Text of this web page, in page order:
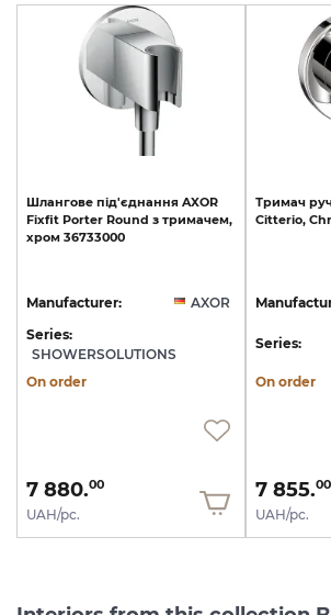
Шлангове під'єднання AXOR
Fixfit Porter Round з тримачем,
хром 36733000
Manufacturer:
AXOR
Series:
SHOWERSOLUTIONS
On order
7 880.00
UAH/pc.
Тримач
Citterio,
Series:
On order
7 855.00
UAH/pc.